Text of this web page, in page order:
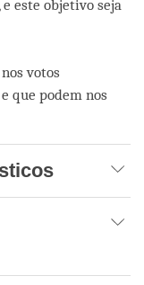
este objetivo seja
votos
que podem nos